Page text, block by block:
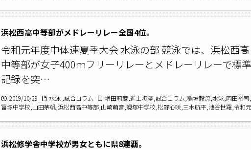
部,浜北北部中学校,令和元年度中体連夏季大会,丸塚中学校
浜松西高中等部がメドレーリレー全国4位。
令和元年度中体連夏季大会 水泳の部 競泳では、浜松西高
中等部が女子400ｍフリーリレーとメドレーリレーで標準
記録を突…
2019/10/29 水泳 ,試合コラム
増田莉蔵,進士歩夢,試合コラム,稲垣毅流,水泳,岡田裕司,
富塚中学校,山田茅帆,浜松西高中等部,山崎萌音,蜆塚中学校,松野心咲,三木航平,池谷世羅,令和元
浜松修学舎中学校が男女ともに県8連覇。